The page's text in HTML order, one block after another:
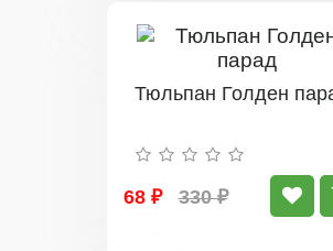
Тюльпан Голден
68 ₽ 330 ₽